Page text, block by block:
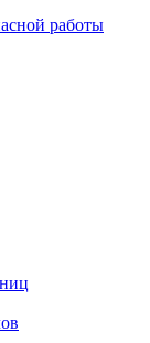
работы